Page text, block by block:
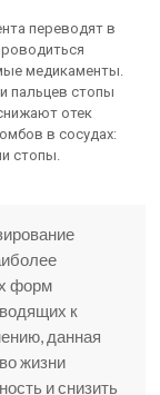
переводят в
медикаменты.
пальцев стопы
отек
в сосудах:
стопы.
форм
к
данная
жизни
и снизить